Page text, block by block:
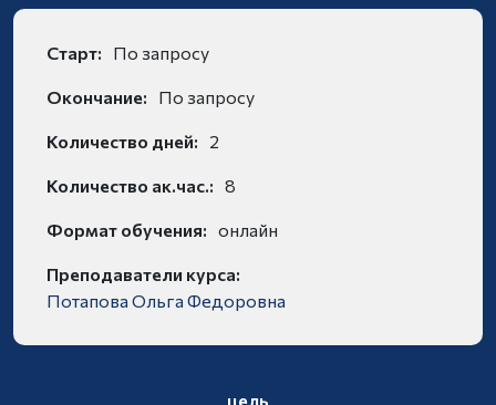
04-
cso@mail.ru
Нижний
Новгород,
Ефремова,
О
КУРСЫ
ПО
УРОВНЮ
Начинающим
Опытным
Старт: По запросу
Окончание: По запросу
Количество дней: 2
Количество ак.час.: 8
Формат обучения: онлайн
Преподаватели курса:
Потапова Ольга Федоровна
цель